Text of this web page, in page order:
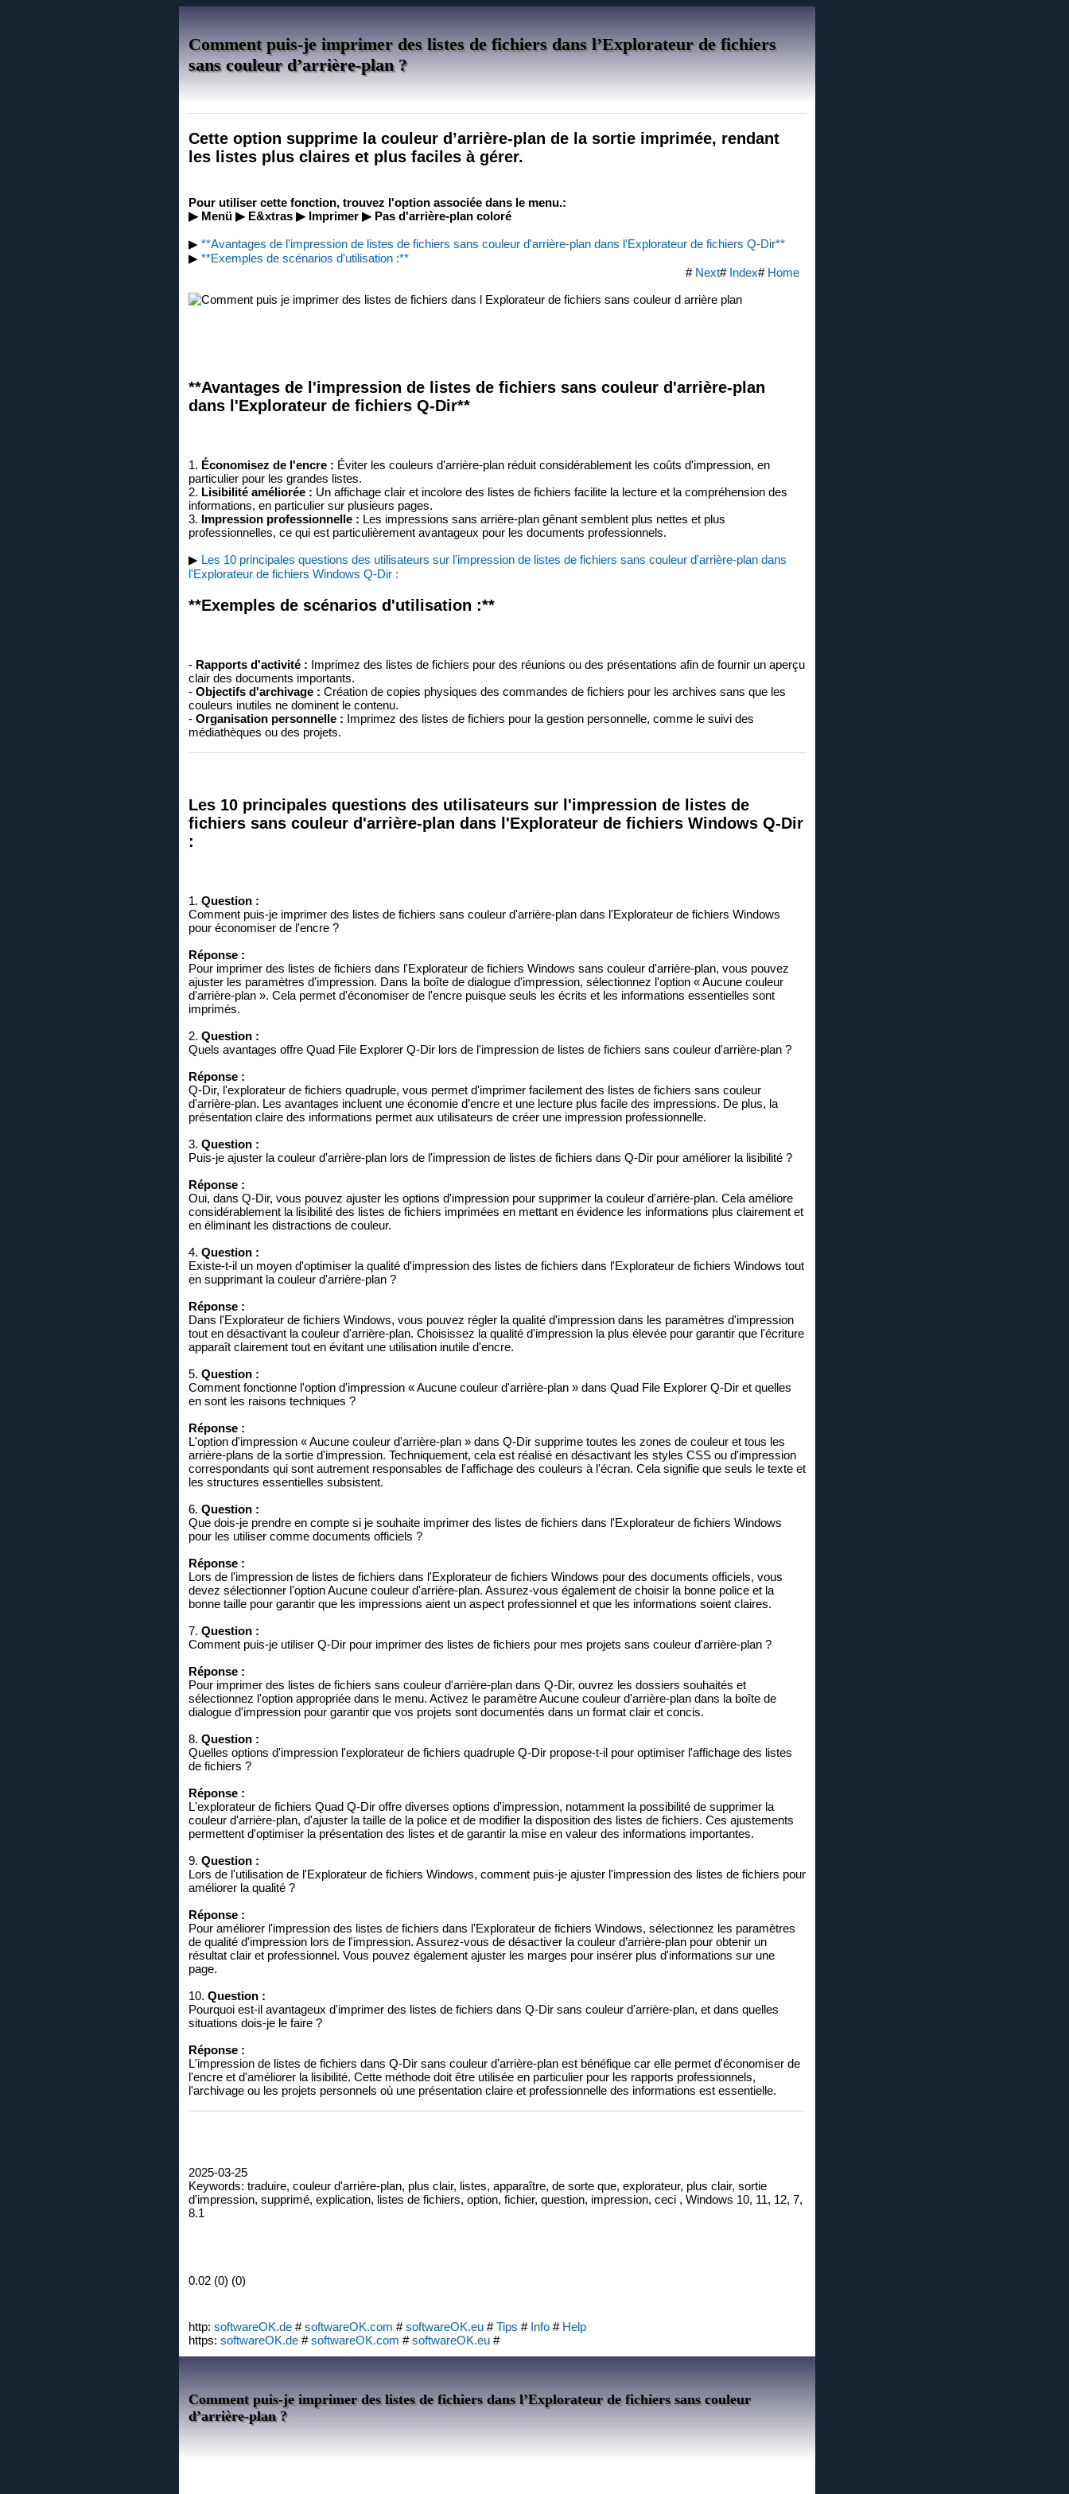
Comment puis-je imprimer des listes de fichiers dans l’Explorateur de fichiers
sans couleur d’arrière-plan ?
Cette option supprime la couleur d’arrière-plan de la sortie imprimée, rendant
les listes plus claires et plus faciles à gérer.
Pour utiliser cette fonction, trouvez l'option associée dans le menu.:
▶ Menü ▶ E&xtras ▶ Imprimer ▶ Pas d'arrière-plan coloré
▶ **Avantages de l'impression de listes de fichiers sans couleur d'arrière-plan dans l'Explorateur de fichiers Q-Dir**
▶ **Exemples de scénarios d'utilisation :**
# Next# Index# Home
**Avantages de l'impression de listes de fichiers sans couleur d'arrière-plan
dans l'Explorateur de fichiers Q-Dir**
1. Économisez de l'encre : Éviter les couleurs d'arrière-plan réduit considérablement les coûts d'impression, en
particulier pour les grandes listes.
2. Lisibilité améliorée : Un affichage clair et incolore des listes de fichiers facilite la lecture et la compréhension des
informations, en particulier sur plusieurs pages.
3. Impression professionnelle : Les impressions sans arrière-plan gênant semblent plus nettes et plus
professionnelles, ce qui est particulièrement avantageux pour les documents professionnels.
▶ Les 10 principales questions des utilisateurs sur l'impression de listes de fichiers sans couleur d'arrière-plan dans
l'Explorateur de fichiers Windows Q-Dir :
**Exemples de scénarios d'utilisation :**
- Rapports d'activité : Imprimez des listes de fichiers pour des réunions ou des présentations afin de fournir un aperçu
clair des documents importants.
- Objectifs d'archivage : Création de copies physiques des commandes de fichiers pour les archives sans que les
couleurs inutiles ne dominent le contenu.
- Organisation personnelle : Imprimez des listes de fichiers pour la gestion personnelle, comme le suivi des
médiathèques ou des projets.
Les 10 principales questions des utilisateurs sur l'impression de listes de
fichiers sans couleur d'arrière-plan dans l'Explorateur de fichiers Windows Q-Dir
:
1. Question :
Comment puis-je imprimer des listes de fichiers sans couleur d'arrière-plan dans l'Explorateur de fichiers Windows
pour économiser de l'encre ?
Réponse :
Pour imprimer des listes de fichiers dans l'Explorateur de fichiers Windows sans couleur d'arrière-plan, vous pouvez
ajuster les paramètres d'impression. Dans la boîte de dialogue d'impression, sélectionnez l'option « Aucune couleur
d'arrière-plan ». Cela permet d'économiser de l'encre puisque seuls les écrits et les informations essentielles sont
imprimés.
2. Question :
Quels avantages offre Quad File Explorer Q-Dir lors de l'impression de listes de fichiers sans couleur d'arrière-plan ?
Réponse :
Q-Dir, l'explorateur de fichiers quadruple, vous permet d'imprimer facilement des listes de fichiers sans couleur
d'arrière-plan. Les avantages incluent une économie d’encre et une lecture plus facile des impressions. De plus, la
présentation claire des informations permet aux utilisateurs de créer une impression professionnelle.
3. Question :
Puis-je ajuster la couleur d'arrière-plan lors de l'impression de listes de fichiers dans Q-Dir pour améliorer la lisibilité ?
Réponse :
Oui, dans Q-Dir, vous pouvez ajuster les options d'impression pour supprimer la couleur d'arrière-plan. Cela améliore
considérablement la lisibilité des listes de fichiers imprimées en mettant en évidence les informations plus clairement et
en éliminant les distractions de couleur.
4. Question :
Existe-t-il un moyen d'optimiser la qualité d'impression des listes de fichiers dans l'Explorateur de fichiers Windows tout
en supprimant la couleur d'arrière-plan ?
Réponse :
Dans l'Explorateur de fichiers Windows, vous pouvez régler la qualité d'impression dans les paramètres d'impression
tout en désactivant la couleur d'arrière-plan. Choisissez la qualité d'impression la plus élevée pour garantir que l'écriture
apparaît clairement tout en évitant une utilisation inutile d'encre.
5. Question :
Comment fonctionne l'option d'impression « Aucune couleur d'arrière-plan » dans Quad File Explorer Q-Dir et quelles
en sont les raisons techniques ?
Réponse :
L'option d'impression « Aucune couleur d'arrière-plan » dans Q-Dir supprime toutes les zones de couleur et tous les
arrière-plans de la sortie d'impression. Techniquement, cela est réalisé en désactivant les styles CSS ou d'impression
correspondants qui sont autrement responsables de l'affichage des couleurs à l'écran. Cela signifie que seuls le texte et
les structures essentielles subsistent.
6. Question :
Que dois-je prendre en compte si je souhaite imprimer des listes de fichiers dans l'Explorateur de fichiers Windows
pour les utiliser comme documents officiels ?
Réponse :
Lors de l'impression de listes de fichiers dans l'Explorateur de fichiers Windows pour des documents officiels, vous
devez sélectionner l'option Aucune couleur d'arrière-plan. Assurez-vous également de choisir la bonne police et la
bonne taille pour garantir que les impressions aient un aspect professionnel et que les informations soient claires.
7. Question :
Comment puis-je utiliser Q-Dir pour imprimer des listes de fichiers pour mes projets sans couleur d'arrière-plan ?
Réponse :
Pour imprimer des listes de fichiers sans couleur d'arrière-plan dans Q-Dir, ouvrez les dossiers souhaités et
sélectionnez l'option appropriée dans le menu. Activez le paramètre Aucune couleur d'arrière-plan dans la boîte de
dialogue d'impression pour garantir que vos projets sont documentés dans un format clair et concis.
8. Question :
Quelles options d'impression l'explorateur de fichiers quadruple Q-Dir propose-t-il pour optimiser l'affichage des listes
de fichiers ?
Réponse :
L'explorateur de fichiers Quad Q-Dir offre diverses options d'impression, notamment la possibilité de supprimer la
couleur d'arrière-plan, d'ajuster la taille de la police et de modifier la disposition des listes de fichiers. Ces ajustements
permettent d'optimiser la présentation des listes et de garantir la mise en valeur des informations importantes.
9. Question :
Lors de l'utilisation de l'Explorateur de fichiers Windows, comment puis-je ajuster l'impression des listes de fichiers pour
améliorer la qualité ?
Réponse :
Pour améliorer l'impression des listes de fichiers dans l'Explorateur de fichiers Windows, sélectionnez les paramètres
de qualité d'impression lors de l'impression. Assurez-vous de désactiver la couleur d’arrière-plan pour obtenir un
résultat clair et professionnel. Vous pouvez également ajuster les marges pour insérer plus d'informations sur une
page.
10. Question :
Pourquoi est-il avantageux d'imprimer des listes de fichiers dans Q-Dir sans couleur d'arrière-plan, et dans quelles
situations dois-je le faire ?
Réponse :
L'impression de listes de fichiers dans Q-Dir sans couleur d'arrière-plan est bénéfique car elle permet d'économiser de
l'encre et d'améliorer la lisibilité. Cette méthode doit être utilisée en particulier pour les rapports professionnels,
l'archivage ou les projets personnels où une présentation claire et professionnelle des informations est essentielle.
2025-03-25
Keywords: traduire, couleur d'arrière-plan, plus clair, listes, apparaître, de sorte que, explorateur, plus clair, sortie
d'impression, supprimé, explication, listes de fichiers, option, fichier, question, impression, ceci , Windows 10, 11, 12, 7,
8.1
0.02 (0) (0)
http: softwareOK.de #softwareOK.com #softwareOK.eu #Tips # Info # Help
https: softwareOK.de #softwareOK.com #softwareOK.eu #
Comment puis-je imprimer des listes de fichiers dans l’Explorateur de fichiers sans couleur
d’arrière-plan ?